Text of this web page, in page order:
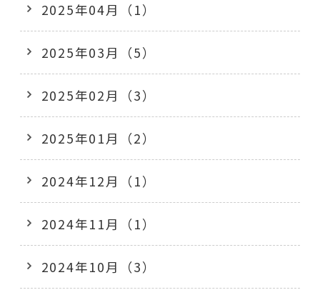
2025年04月（1）
2025年03月（5）
2025年02月（3）
2025年01月（2）
2024年12月（1）
2024年11月（1）
2024年10月（3）